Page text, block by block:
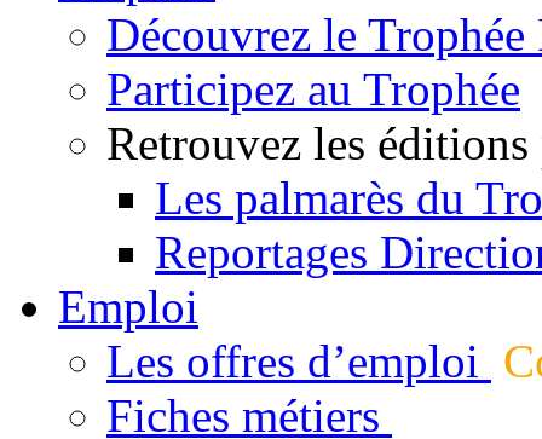
Découvrez le
Participez au Trophée
Retrouvez les éditions
Les palmarès du
Reportages
Emploi
Les offres d’emploi
Fiches métiers